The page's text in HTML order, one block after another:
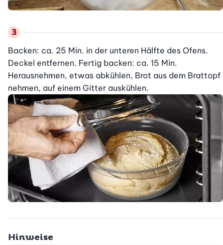
Backen: ca. 25 Min. in der unteren Hälfte des Ofens.
Deckel entfernen. Fertig backen: ca. 15 Min.
Herausnehmen, etwas abkühlen, Brot aus dem Brattopf
nehmen, auf einem Gitter auskühlen.
Hinweise